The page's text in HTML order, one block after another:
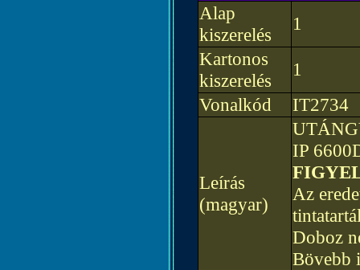
Alap
kiszerelés
1
Kartonos
kiszerelés
1
Vonalkód
IT2734
Leírás
(magyar)
IP
Az
Doboz
Bövebb